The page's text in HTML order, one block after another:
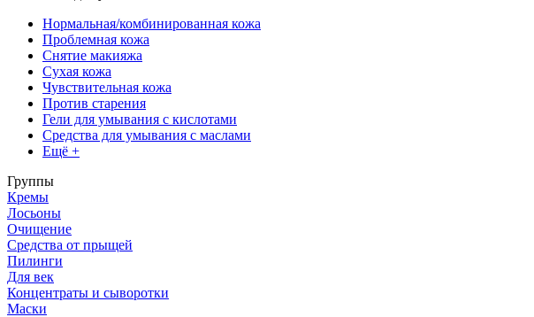
Нормальная/комбинированная кожа
Проблемная кожа
Снятие макияжа
Сухая кожа
Чувствительная кожа
Против старения
Гели для умывания с кислотами
Средства для умывания с маслами
Ещё +
Группы
Кремы
Лосьоны
Очищение
Средства от прыщей
Пилинги
Для век
Концентраты и сыворотки
Маски